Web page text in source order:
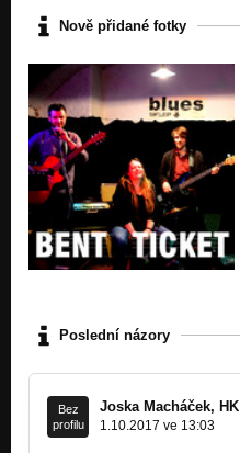
Nově přidané fotky
Poslední názory
Bez
profilu
Joska Macháček, HK
1.10.2017 ve 13:03